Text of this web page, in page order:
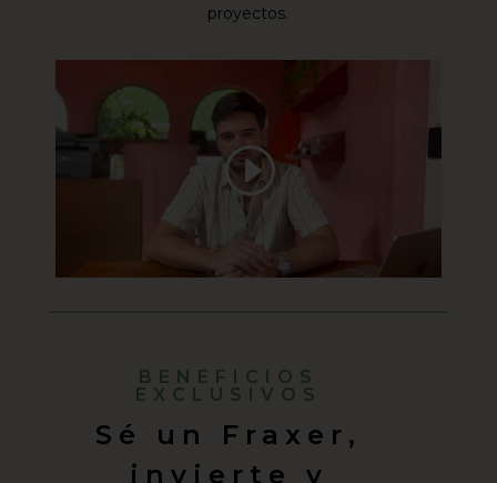
proyectos.
BENEFICIOS
EXCLUSIVOS
Sé un Fraxer,
invierte y